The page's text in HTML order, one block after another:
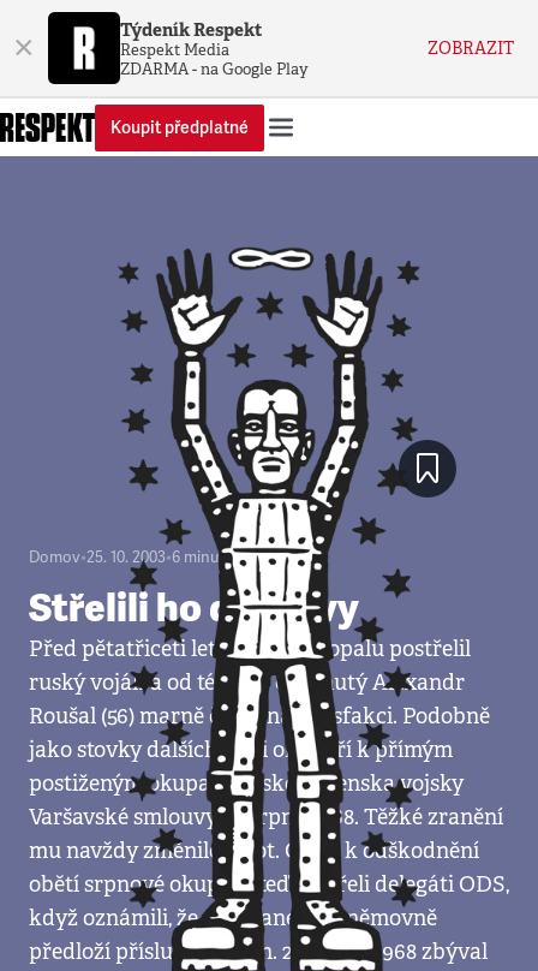
× Týdeník Respekt
Respekt Media
ZDARMA - na Google Play
ZOBRAZIT
Koupit předplatné
Domov•25. 10. 2003•6 minut
Střelili ho do hlavy
Před pětatřiceti lety jej ze samopalu postřelil
ruský voják a od té doby ochrnutý Alexandr
Roušal (56) marně čekal na satisfakci. Podobně
jako stovky dalších lidí, i on patří k přímým
postiženým okupace Československa vojsky
Varšavské smlouvy ze srpna 1968. Těžké zranění
mu navždy změnilo život. Cestu k odškodnění
obětí srpnové okupace teď otevřeli delegáti ODS,
když oznámili, že v Poslanecké sněmovně
předloží příslušný zákon. 21. srpna 1968 zbýval